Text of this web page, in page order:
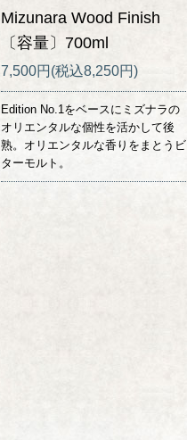
Mizunara Wood Finish
〔容量〕700ml
7,500円(税込8,250円)
Edition No.1をベースにミズナラの
オリエンタルな個性を活かして後
熟。オリエンタルな香りをまとうビ
ターモルト。